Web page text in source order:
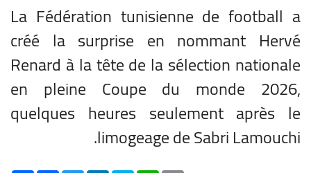
La Fédération tunisienne de football a
créé la surprise en nommant Hervé
Renard à la tête de la sélection nationale
en pleine Coupe du monde 2026,
quelques heures seulement après le
limogeage de Sabri Lamouchi.